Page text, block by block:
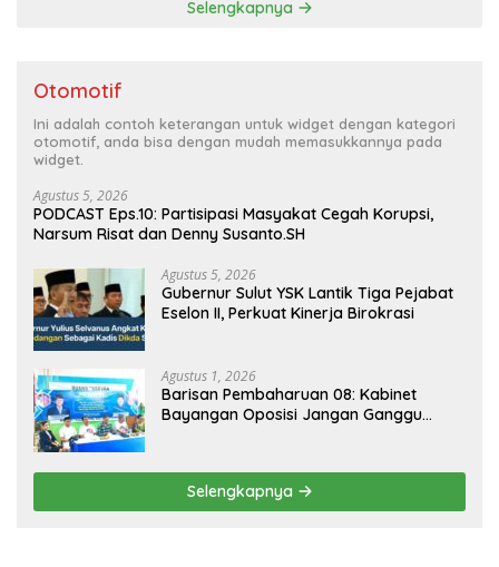
Selengkapnya
Otomotif
Ini adalah contoh keterangan untuk widget dengan kategori
otomotif, anda bisa dengan mudah memasukkannya pada
widget.
Agustus 5, 2026
PODCAST Eps.10: Partisipasi Masyakat Cegah Korupsi,
Narsum Risat dan Denny Susanto.SH
Agustus 5, 2026
Gubernur Sulut YSK Lantik Tiga Pejabat
Eselon II, Perkuat Kinerja Birokrasi
Agustus 1, 2026
Barisan Pembaharuan 08: Kabinet
Bayangan Oposisi Jangan Ganggu
Selengkapnya